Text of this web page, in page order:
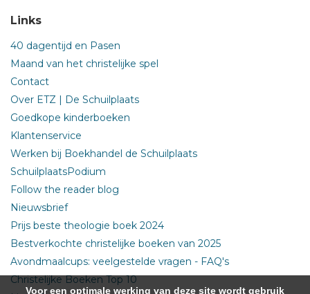
Links
40 dagentijd en Pasen
Maand van het christelijke spel
Contact
Over ETZ | De Schuilplaats
Goedkope kinderboeken
Klantenservice
Werken bij Boekhandel de Schuilplaats
SchuilplaatsPodium
Follow the reader blog
Nieuwsbrief
Prijs beste theologie boek 2024
Bestverkochte christelijke boeken van 2025
Avondmaalcups: veelgestelde vragen - FAQ's
Christelijke Boeken Top 10
Voor een optimale werking van deze site wordt gebruik